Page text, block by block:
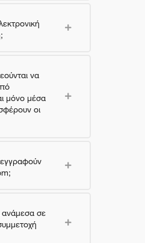
πώς κάνω μια παραπομπή;
να
μόνο μέσα
οι
εγγραφούν
ανάμεσα σε